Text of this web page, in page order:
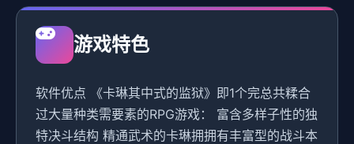
游戏特色
软件优点 《卡琳其中式的监狱》即1个完总共糅合
过大量种类需要素的RPG游戏： 富含多样子性的独
特决斗结构 精通武术的卡琳拥拥有丰富型的战斗本